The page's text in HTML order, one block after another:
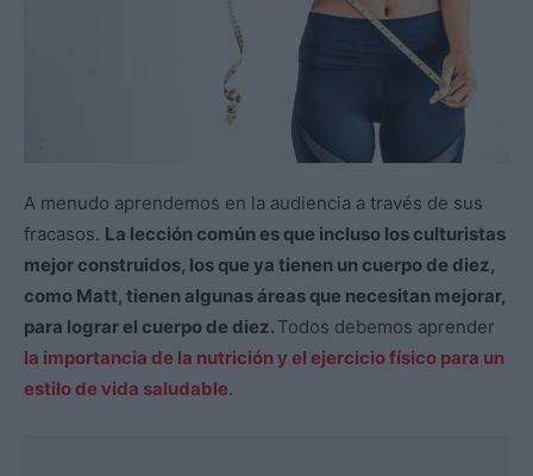
A menudo aprendemos en la audiencia a través de sus
fracasos. La lección común es que incluso los culturistas
mejor construidos, los que ya tienen un cuerpo de diez,
como Matt, tienen algunas áreas que necesitan mejorar,
para lograr el cuerpo de diez. Todos debemos aprender
la importancia de la nutrición y el ejercicio físico para un
estilo de vida saludable.